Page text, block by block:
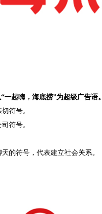
起嗨，海底捞”为超级广告语。
符号。
符号。
的符号，代表建立社会关系。